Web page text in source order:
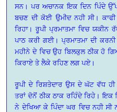
ਸਨ। ਪਰ ਅਚਾਨਕ ਇਕ ਦਿਨ ਪਿੰਦੇ
ਬਚਣ ਦੀ ਕੋਈ ਉਮੀਦ ਨਹੀ ਸੀ।
ਰਿਹਾ। ਰੂਪੀ ਪ੍ਰਮਾਤਮਾ ਵਿਚ
ਪਾਠ ਕਰੀ ਗਈ। ਪ੍ਰਮਾਤਮਾ ਦੀ
ਮਹੀਨੇ ਦੇ ਵਿਚ ਉਹ ਬਿਲਕੁਲ ਠੀਕ ਹੋ
ਕਿਰਾਏ ਤੇ ਲੈਕੇ ਰਹਿਣ ਲਗ ਪਏ।
ਰੂਪੀ ਦੇ ਰਿਸ਼ਤੇਦਾਰ ਉਸ ਦੇ ਘੱਟ ਵੱਧ
ਤਰਾਂ ਦੋਨੋਂ ਠੀਕ ਠਾਕ ਰਹਿੰਦੇ ਰਿਹੇ।
ਨੇ ਦੇਖਿਆ ਕੇ ਪਿੰਦਾ ਘਰ ਵਿਚ ਨਹੀ ਸੀ